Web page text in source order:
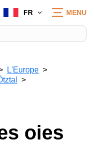
FR MENU
L'Europe
oies